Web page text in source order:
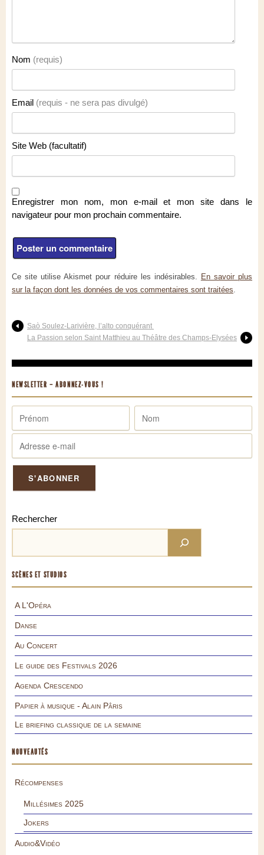
Nom (requis)
Email (requis - ne sera pas divulgé)
Site Web (facultatif)
Enregistrer mon nom, mon e-mail et mon site dans le
navigateur pour mon prochain commentaire.
Ce site utilise Akismet pour réduire les indésirables. En savoir plus
sur la façon dont les données de vos commentaires sont traitées
Saò Soulez-Larivière, l’alto conquérant
La Passion selon Saint Matthieu au Théâtre des Champs-Elysées
NEWSLETTER – ABONNEZ-VOUS !
Rechercher
SCÈNES ET STUDIOS
A L'Opéra
Danse
Au Concert
Le guide des Festivals 2026
Agenda Crescendo
Papier à musique - Alain Pâris
Le briefing classique de la semaine
NOUVEAUTÉS
Récompenses
Millésimes 2025
Jokers
Audio&Vidéo